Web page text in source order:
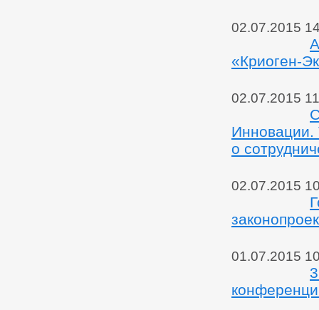
02.07.2015
«Криоген-
02.07.2015
Инновации.
о
02.07.2015
01.07.2015